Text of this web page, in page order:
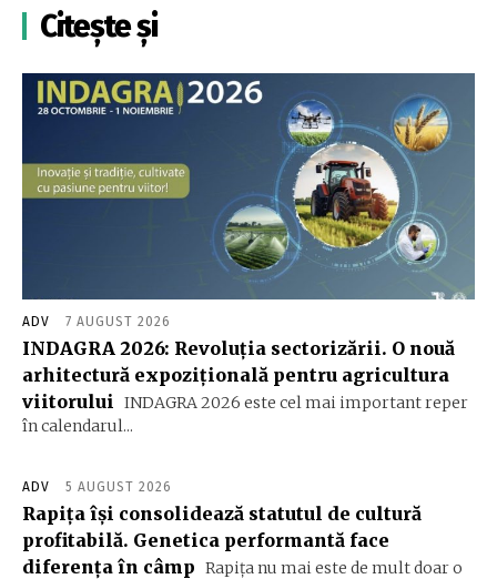
Citește și
ADV 7 AUGUST 2026
INDAGRA 2026: Revoluția sectorizării. O nouă
arhitectură expozițională pentru agricultura
viitorului
INDAGRA 2026 este cel mai important reper
în calendarul...
ADV 5 AUGUST 2026
Rapița își consolidează statutul de cultură
profitabilă. Genetica performantă face
diferența în câmp Rapița nu mai este de mult doar o